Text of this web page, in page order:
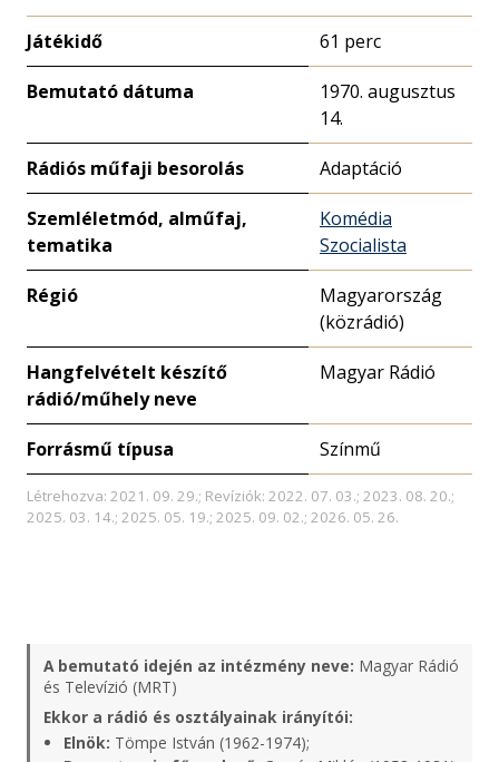
Játékidő 61 perc
Bemutató dátuma
1970. augusztus
14.
Rádiós műfaji besorolás Adaptáció
Szemléletmód, alműfaj,
tematika
Komédia
Szocialista
Régió
Magyarország
(közrádió)
Hangfelvételt készítő
rádió/műhely neve
Magyar Rádió
Forrásmű típusa Színmű
Létrehozva: 2021. 09. 29.; Revíziók: 2022. 07. 03.; 2023. 08. 20.;
2025. 03. 14.; 2025. 05. 19.; 2025. 09. 02.; 2026. 05. 26.
A bemutató idején az intézmény neve: Magyar Rádió
és Televízió (MRT)
Ekkor a rádió és osztályainak irányítói:
Elnök: Tömpe István (1962-1974);